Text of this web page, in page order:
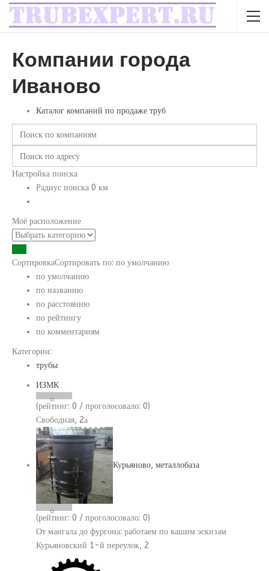
Компании города
Иваново
Каталог компаний по продаже труб
Настройка поиска
Радиус поиска 0 км
Моё расположение
СортировкаСортировать по: по умолчанию
по умолчанию
по названию
по расстоянию
по рейтингу
по комментариям
Категории:
трубы
ИЗМК
(рейтинг: 0 / проголосовало: 0)
Свободная, 2а
Курьяново, металлобаза
(рейтинг: 0 / проголосовало: 0)
От мангала до фургона: работаем по вашим эскизам
Курьяновский 1-й переулок, 2